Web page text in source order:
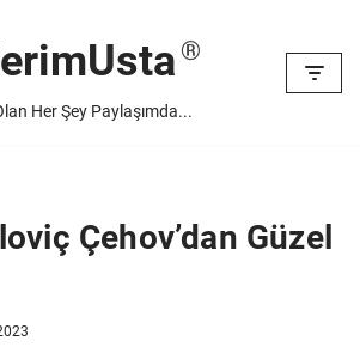
Her Şey Paylaşımda...
Çehov’dan Güzel